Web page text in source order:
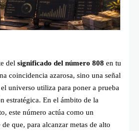
del significado del número 808 en tu
coincidencia azarosa, sino una señal
universo utiliza para poner a prueba
estratégica. En el ámbito de la
este número actúa como un
que, para alcanzar metas de alto